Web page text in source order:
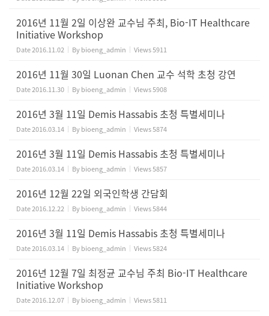
2016년 11월 2일 이상완 교수님 주최, Bio-IT Healthcare
Initiative Workshop
Date2016.11.02 Bybioeng_admin Views5911
2016년 11월 30일 Luonan Chen 교수 석학 초청 강연
Date2016.11.30 Bybioeng_admin Views5908
2016년 3월 11일 Demis Hassabis 초청 특별세미나
Date2016.03.14 Bybioeng_admin Views5874
2016년 3월 11일 Demis Hassabis 초청 특별세미나
Date2016.03.14 Bybioeng_admin Views5857
2016년 12월 22일 외국인학생 간담회
Date2016.12.22 Bybioeng_admin Views5844
2016년 3월 11일 Demis Hassabis 초청 특별세미나
Date2016.03.14 Bybioeng_admin Views5824
2016년 12월 7일 최정균 교수님 주최 Bio-IT Healthcare
Initiative Workshop
Date2016.12.07 Bybioeng_admin Views5811